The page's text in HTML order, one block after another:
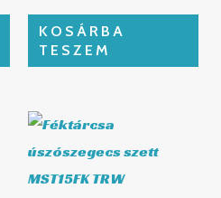
KOSÁRBA
TESZEM